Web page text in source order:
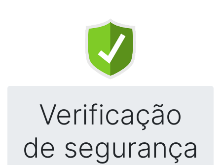
Verificação
de segurança